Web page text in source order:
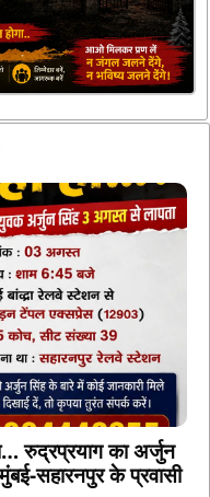
रुद्रप्रयाग का अर्जुन
सहारनपुर के प्रवासी